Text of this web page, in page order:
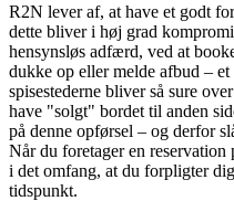
R2N lever af, at have et godt
dette bliver i høj grad
hensynsløs adfærd, ved at
dukke op eller melde afbud –
spisestederne bliver så sure
have "solgt" bordet til anden
på denne opførsel – og derfor
Når du foretager en
i det omfang, at du forpligter
tidspunkt.